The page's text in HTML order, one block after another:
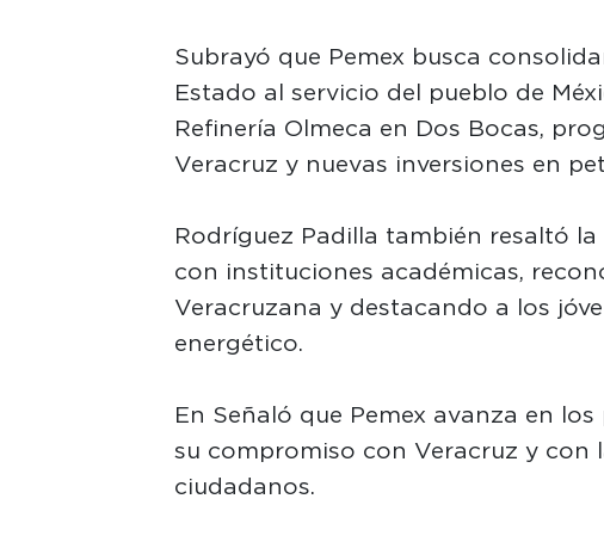
Subrayó que Pemex busca
Estado al servicio del pueblo de
Refinería Olmeca en Dos Bocas,
Veracruz y nuevas inversiones en
Rodríguez Padilla también resaltó
con instituciones académicas,
Veracruzana y destacando a los
energético.
En Señaló que Pemex avanza en
su compromiso con Veracruz y con
ciudadanos.